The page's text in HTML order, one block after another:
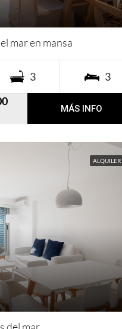
mar en mansa
3 3
MÁS INFO
ALQUILER
del mar